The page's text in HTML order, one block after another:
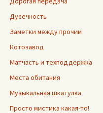
Дусечность
Заметки между прочим
Котозавод
Матчасть и техподдержка
Места обитания
Музыкальная шкатулка
Просто мистика какая-то!